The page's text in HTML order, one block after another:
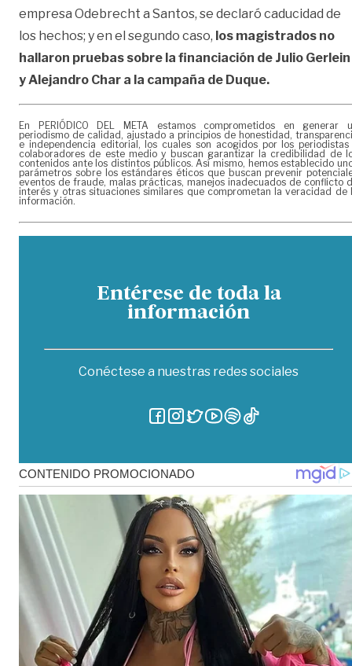
empresa Odebrecht a Santos, se declaró caducidad de
los hechos; y en el segundo caso, los magistrados no
hallaron pruebas sobre la financiación de Julio Gerlein
y Alejandro Char a la campaña de Duque.
En PERIÓDICO DEL META estamos comprometidos en generar
periodismo de calidad, ajustado a principios de honestidad,
e independencia editorial, los cuales son acogidos por los periodistas
colaboradores de este medio y buscan garantizar la credibilidad de
contenidos ante los distintos públicos. Así mismo, hemos establecido
parámetros sobre los estándares éticos que buscan prevenir
eventos de fraude, malas prácticas, manejos inadecuados de conflicto
interés y otras situaciones similares que comprometan la veracidad de
información.
Entérese de toda la
información
Conéctese a nuestras redes sociales